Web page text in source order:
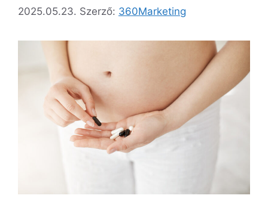
2025.05.23. Szerző: 360Marketing